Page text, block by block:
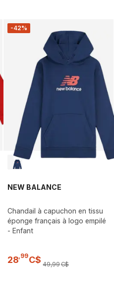
-42%
NEW BALANCE
Chandail à capuchon en tissu
éponge français à logo empilé
- Enfant
28,99C$ 49,99C$